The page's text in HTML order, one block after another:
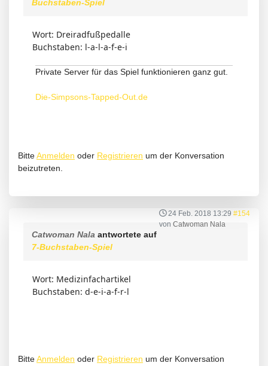
Buchstaben-Spiel
Wort: Dreiradfußpedalle
Buchstaben: l-a-l-a-f-e-i
Private Server für das Spiel funktionieren ganz gut.
Die-Simpsons-Tapped-Out.de
BitteAnmelden oder Registrieren um der Konversation
beizutreten.
24 Feb. 2018 13:29 #154
von Catwoman Nala
Catwoman Nala antwortete auf
7-Buchstaben-Spiel
Wort: Medizinfachartikel
Buchstaben: d-e-i-a-f-r-l
BitteAnmelden oder Registrieren um der Konversation